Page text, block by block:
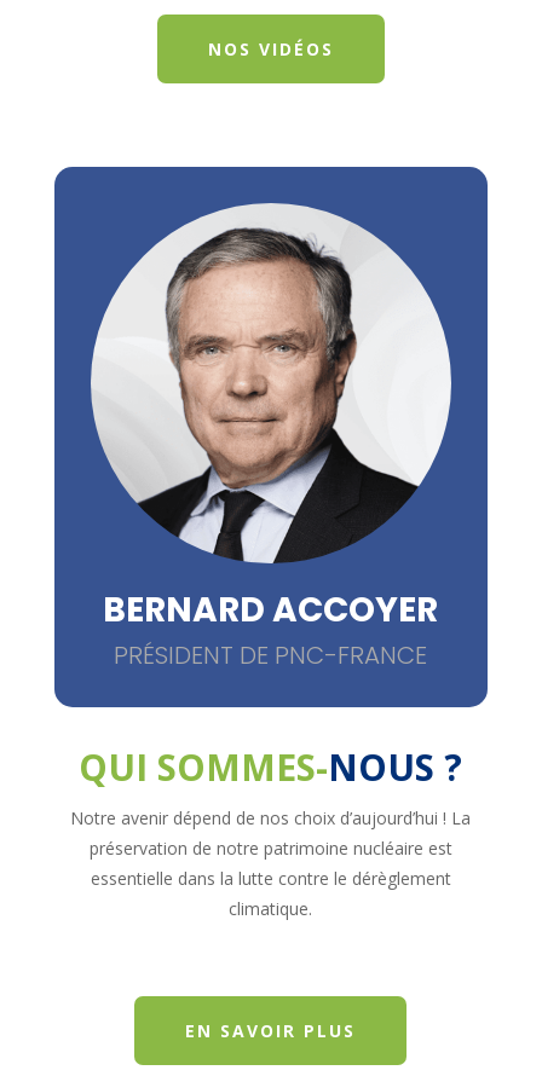
NOS VIDÉOS
BERNARD ACCOYER
PRÉSIDENT DE PNC-FRANCE
QUI SOMMES-NOUS ?
Notre avenir dépend de nos choix d’aujourd’hui ! La
préservation de notre patrimoine nucléaire est
essentielle dans la lutte contre le dérèglement
climatique.
EN SAVOIR PLUS